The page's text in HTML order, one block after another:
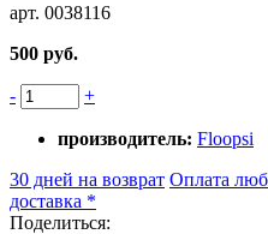
арт. 0038116
500 руб.
- +
производитель: Floopsi
30 дней на возврат Оплата
доставка *
Поделиться: